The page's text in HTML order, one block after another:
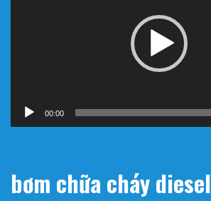
00:00
bơm chữa cháy diesel